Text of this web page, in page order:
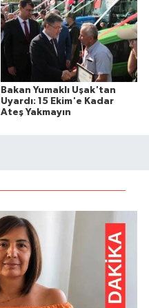
Bakan Yumaklı Uşak'tan
Uyardı: 15 Ekim'e Kadar
Ateş Yakmayın